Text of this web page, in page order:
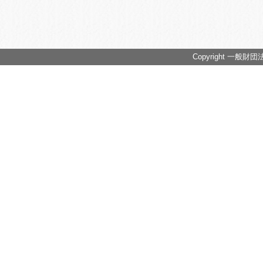
Copyright 一般財団